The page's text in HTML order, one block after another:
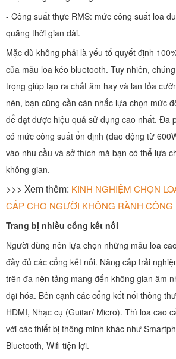
- Công suất thực RMS: mức công suất loa
quãng thời gian dài.
Mặc dù không phải là yếu tố quyết định
của mẫu loa kéo bluetooth. Tuy nhiên,
trọng giúp tạo ra chất âm hay và lan tỏa
nên, bạn cũng cần cân nhắc lựa chọn mức
để đạt được hiệu quả sử dụng cao nhất. Đa
có mức công suất ổn định (dao động từ
vào nhu cầu và sở thích mà bạn có thể lựa
không gian.
>>> Xem thêm: KINH NGHIỆM CHỌN
CẤP CHO NGƯỜI KHÔNG RÀNH CÔNG
Trang bị nhiều cổng kết nối
Người dùng nên lựa chọn những mẫu loa
đầy đủ các cổng kết nối. Nâng cấp trải
trên đa nên tảng mang đến không gian âm
đại hóa. Bên cạnh các cổng kết nối thông
HDMI, Nhạc cụ (Guitar/ Micro). Thì loa cao
với các thiết bị thông minh khác như
Bluetooth, Wifi tiện lợi.